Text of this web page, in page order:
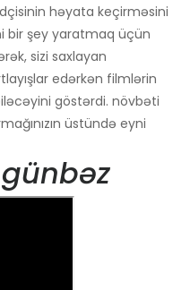
həyata keçirməsini
bir şey yaratmaq üçün
sizi saxlayan
edərkən filmlərin
göstərdi. növbəti
üstündə eyni